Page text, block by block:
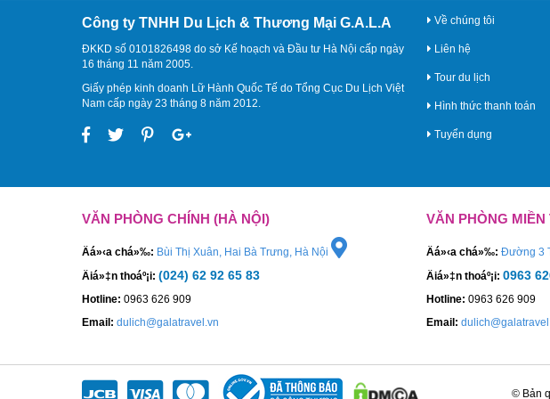
Công ty TNHH Du Lịch & Thương Mại G.A.L.A
ĐKKD số 0101826498 do sở Kế hoạch và Đầu tư Hà Nội cấp ngày
16 tháng 11 năm 2005.
Giấy phép kinh doanh Lữ Hành Quốc Tế do Tổng Cục Du Lịch Việt
Nam cấp ngày 23 tháng 8 năm 2012.
Về chúng tôi
Liên hệ
Tour du lịch
Hình thức thanh toán
Tuyển dụng
VĂN PHÒNG CHÍNH (HÀ NỘI)
Äá»‹a chá»‰: Bùi Thị Xuân, Hai Bà Trưng, Hà Nội
Äiá»‡n thoáº¡i: (024) 62 92 65 83
Hotline: 0963 626 909
Email: dulich@galatravel.vn
VĂN PHÒNG MIỀN
Äá»‹a chá»‰: Đường 3
Äiá»‡n thoáº¡i: 0963
Hotline: 0963 626 909
Email:
© Bản